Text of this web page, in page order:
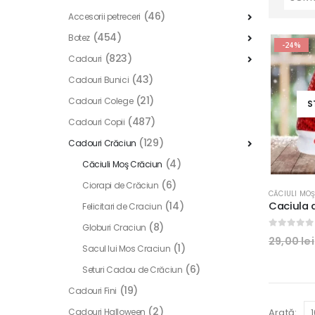
-24%
CĂCIULI
out of
29,00lei
Accesorii petreceri (46)
Botez (454)
Cadouri (823)
Cadouri Bunici (43)
Cadouri Colege (21)
Cadouri Copii (487)
Cadouri Crăciun (129)
Căciuli Moş Crăciun (4)
Ciorapi de Crăciun (6)
Felicitari de Craciun (14)
Globuri Craciun (8)
Sacul lui Mos Craciun (1)
Seturi Cadou de Crăciun (6)
Cadouri Fini (19)
Cadouri Halloween (2)